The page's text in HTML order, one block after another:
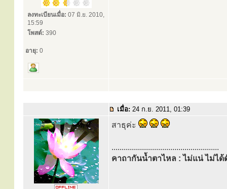
ลงทะเบียนเมื่อ: 07 มิ.ย. 2010,
15:59
โพสต์: 390
อายุ: 0
เมื่อ: 24 ก.ย. 2011, 01:39
สาธุค่ะ
.....................................................
คาถากันน้ำตาไหล : ไม่แน่ ไม่ไ